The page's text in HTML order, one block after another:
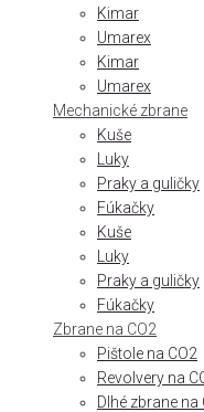
Kimar
Umarex
Kimar
Umarex
Mechanické zbrane
Kuše
Luky
Praky a guličky
Fúkačky
Kuše
Luky
Praky a guličky
Fúkačky
Zbrane na CO2
Pištole na CO2
Revolvery na
Dlhé zbrane na